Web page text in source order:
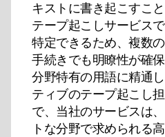
キストに書き起こすこ
テープ起こしサービス
特定できるため、複数
手続きでも明瞭性が確
分野特有の用語に精通
ティブのテープ起こし
で、当社のサービスは
トな分野で求められる